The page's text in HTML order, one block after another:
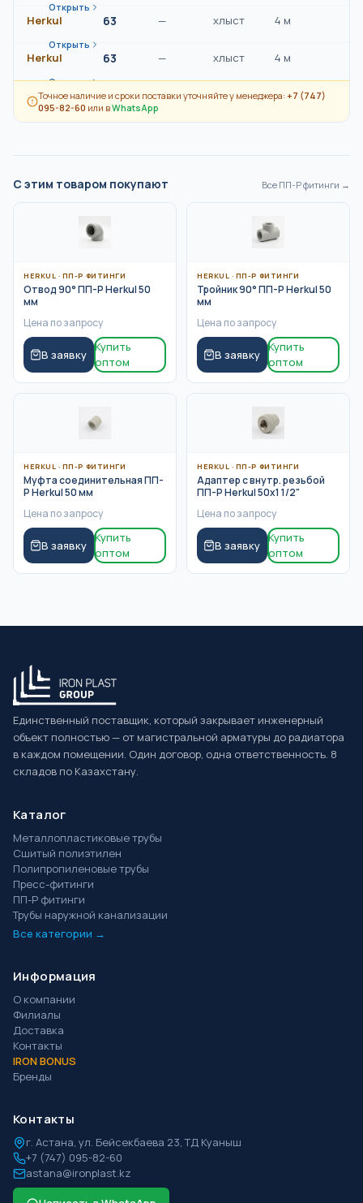
Открыть
Herkul 63 — хлыст 4 м
Открыть
Herkul 63 — хлыст 4 м
Открыть
Точное наличие и сроки поставки уточняйте у менеджера:+7 (747)
095-82-60 или вWhatsApp
С этим товаром покупают Все ПП-Р фитинги →
HERKUL · ПП-Р ФИТИНГИ
Отвод 90° ПП-Р Herkul 50
мм
Цена по запросу
В заявку
Купить
оптом
HERKUL · ПП-Р ФИТИНГИ
Тройник 90° ПП-Р Herkul 50
мм
Цена по запросу
В заявку
Купить
оптом
HERKUL · ПП-Р ФИТИНГИ
Муфта соединительная ПП-
Р Herkul 50 мм
Цена по запросу
В заявку
Купить
оптом
HERKUL · ПП-Р ФИТИНГИ
Адаптер с внутр. резьбой
ПП-Р Herkul 50x1 1/2"
Цена по запросу
В заявку
Купить
оптом
Единственный поставщик, который закрывает инженерный
объект полностью — от магистральной арматуры до радиатора
в каждом помещении. Один договор, одна ответственность. 8
складов по Казахстану.
Каталог
Металлопластиковые трубы
Сшитый полиэтилен
Полипропиленовые трубы
Пресс-фитинги
ПП-Р фитинги
Трубы наружной канализации
Все категории →
Информация
О компании
Филиалы
Доставка
Контакты
IRON BONUS
Бренды
Контакты
г. Астана, ул. Бейсекбаева 23, ТД Куаныш
+7 (747) 095-82-60
astana@ironplast.kz